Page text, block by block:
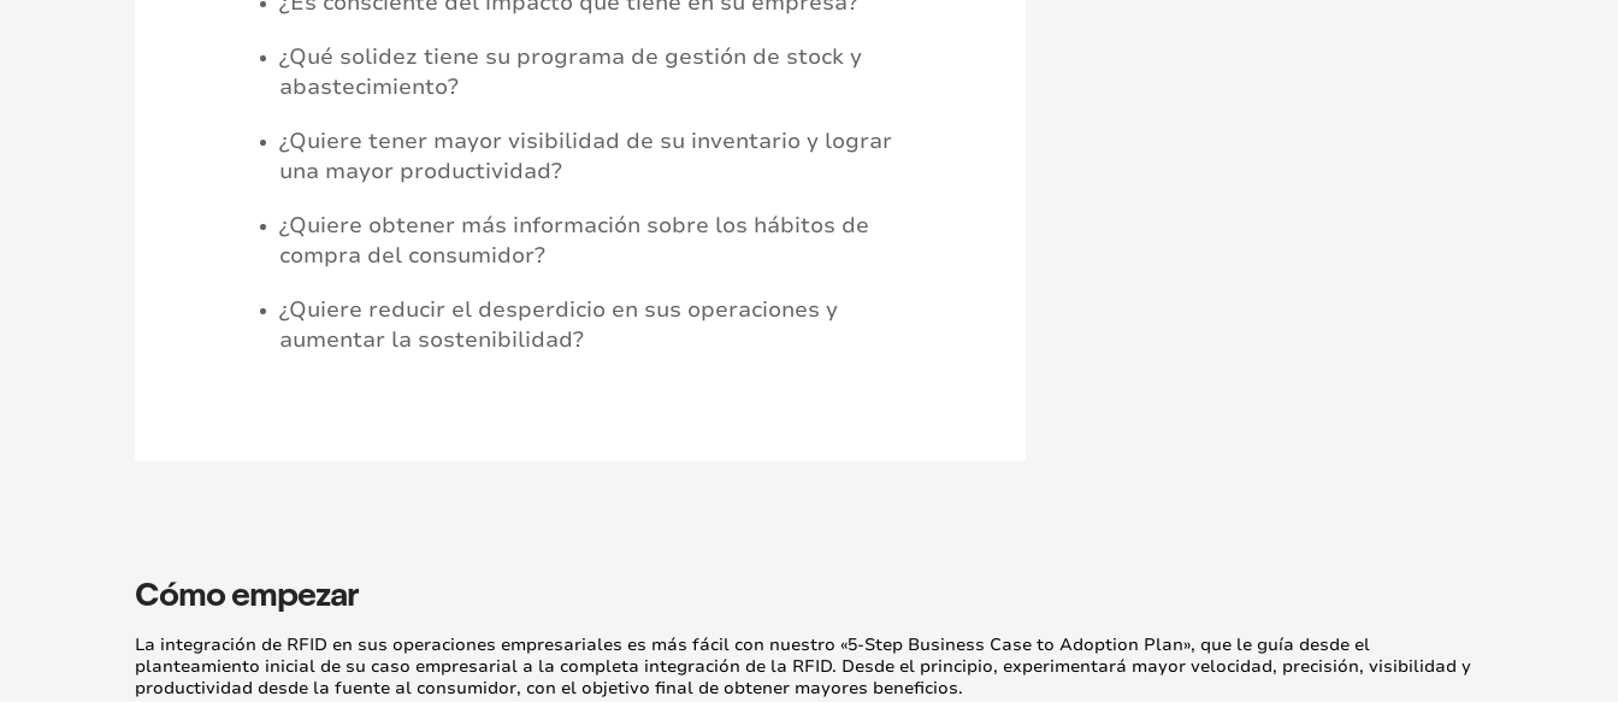
¿Qué solidez tiene su programa de gestión de stock y
abastecimiento?
¿Quiere tener mayor visibilidad de su inventario y lograr
una mayor productividad?
¿Quiere obtener más información sobre los hábitos de
compra del consumidor?
¿Quiere reducir el desperdicio en sus operaciones y
aumentar la sostenibilidad?
Cómo empezar
La integración de RFID en sus operaciones empresariales es más fácil con nuestro «5-Step Business Case to Adoption Plan», que le guía desde el
planteamiento inicial de su caso empresarial a la completa integración de la RFID. Desde el principio, experimentará mayor velocidad, precisión, visibilidad y
productividad desde la fuente al consumidor, con el objetivo final de obtener mayores beneficios.